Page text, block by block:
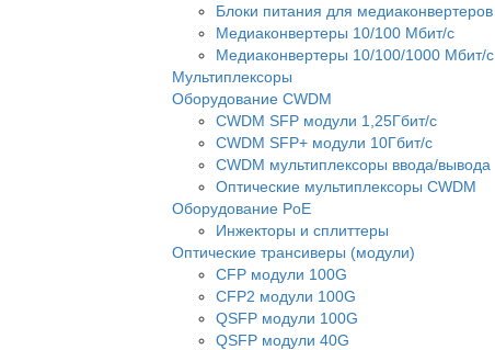
Блоки питания для медиаконвертеров
Медиаконвертеры 10/100 Мбит/с
Медиаконвертеры 10/100/1000 Мбит/c
Мультиплексоры
Оборудование CWDM
CWDM SFP модули 1,25Гбит/с
CWDM SFP+ модули 10Гбит/с
CWDM мультиплексоры ввода/вывода
Оптические мультиплексоры CWDM
Оборудование PoE
Инжекторы и сплиттеры
Оптические трансиверы (модули)
CFP модули 100G
CFP2 модули 100G
QSFP модули 100G
QSFP модули 40G